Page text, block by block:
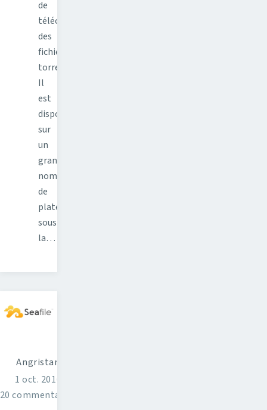
de
télécharger
des
fichiers
torrent.
Il
est
disponible
sur
un
grand
nombre
de
plateformes
sous
la…
Angristan
1 oct. 2016
20 commentaires